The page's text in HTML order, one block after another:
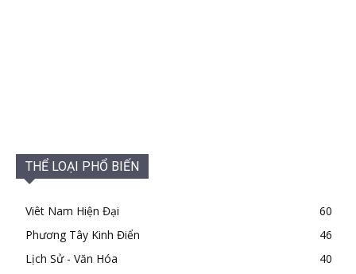
THỂ LOẠI PHỔ BIẾN
Viêt Nam Hiện Đại
60
Phương Tây Kinh Điển
46
Lịch Sử - Văn Hóa
40